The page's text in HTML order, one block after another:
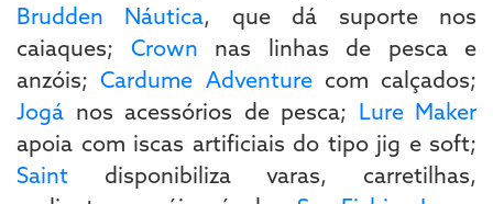
Brudden Náutica, que dá suporte nos
caiaques; Crown nas linhas de pesca e
anzóis;Cardume Adventurecom calçados;
Jogá nos acessórios de pesca; Lure Maker
apoia com iscas artificiais do tipo jig e soft;
Saint disponibiliza varas, carretilhas,